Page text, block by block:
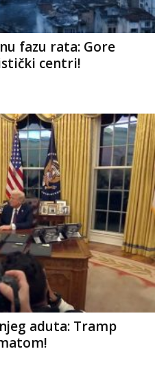
fazu rata: Gore
centri!
aduta: Tramp